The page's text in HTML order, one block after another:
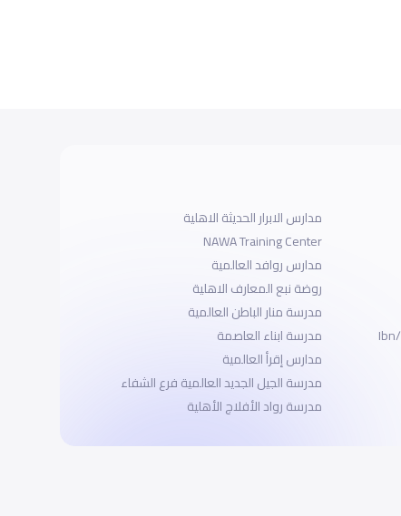
مدارس ابن خلدون العالميه بجدة/Ibn
مدارس الابرار الحديثة الاهلية
NAWA Training Center
مدارس روافد العالمية
روضة نبع المعارف الاهلية
مدرسة منار الباطن العالمية
مدرسة ابناء العاصمة
مدارس إقرأ العالمية
مدرسة الجيل الجديد العالمية فرع الشفاء
مدرسة رواد الأفلاج الأهلية